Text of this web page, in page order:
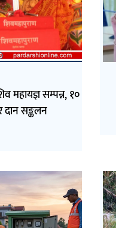
महायज्ञ सम्पन्न, १०
सङ्कलन